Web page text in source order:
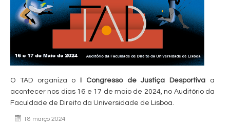
O TAD organiza o I Congresso de Justiça Desportiva a
acontecer nos dias 16 e 17 de maio de 2024, no Auditório da
Faculdade de Direito da Universidade de Lisboa.
18 março 2024